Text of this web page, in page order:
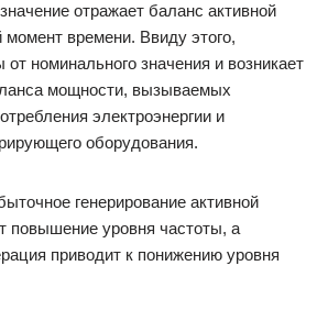
отражает баланс активной
времени. Ввиду этого,
от номинального значения и возникает
мощности, вызываемых
электроэнергии и
оборудования.
генерирование активной
повышение уровня частоты, а
приводит к понижению уровня